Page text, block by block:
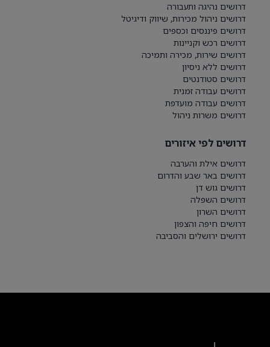
דרושים נהיגה ותעבורה
דרושים ניהול מכירות, שיווק ודיגיטל
דרושים פיננסים וכספים
דרושים רכש וקניינות
דרושים שירות, מכירה ותמיכה
דרושים ללא ניסיון
דרושים סטודנטים
דרושים עבודה זמנית
דרושים עבודה מועדפת
דרושים משרות ניהול
דרושים לפי איזורים
דרושים אילת והערבה
דרושים באר שבע והדרום
דרושים גוש דן
דרושים השפלה
דרושים השרון
דרושים חיפה והצפון
דרושים ירושלים והסביבה